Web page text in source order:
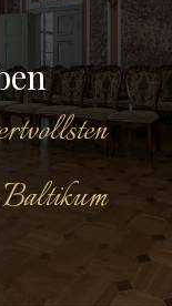
Baltikum